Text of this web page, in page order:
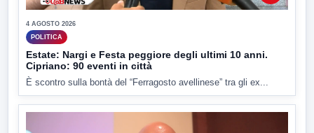
4 AGOSTO 2026
POLITICA
Estate: Nargi e Festa peggiore degli ultimi 10 anni.
Cipriano: 90 eventi in città
È scontro sulla bontà del “Ferragosto avellinese” tra gli ex...